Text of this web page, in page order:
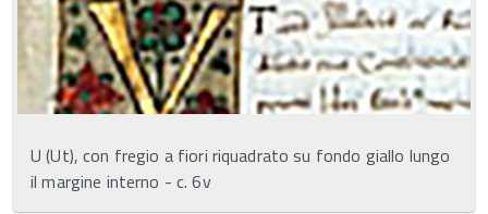
U (Ut), con fregio a fiori riquadrato su fondo giallo lungo
il margine interno - c. 6v